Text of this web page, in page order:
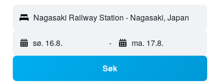
Nagasaki Railway Station - Nagasaki, Japan
sø. 16.8. - ma. 17.8.
Søk